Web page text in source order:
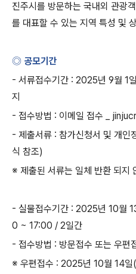
진주시를 방문하는 국내외 관광
를 대표할 수 있는 지역 특성 및
◎ 공모기간
- 서류접수기간 : 2025년 9월 1일
지
- 접수방법 : 이메일 접수 _
- 제출서류 : 참가신청서 및 개인
식 참조)
※ 제출된 서류는 일체 반환 되지
- 실물접수기간 : 2025년 10월
0 ~ 17:00 / 2일간
- 접수방법 : 방문접수 또는 우편
※ 우편접수 : 2025년 10월 14일(